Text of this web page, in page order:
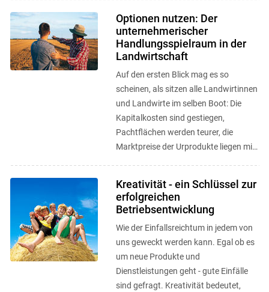
Optionen nutzen: Der
unternehmerischer
Handlungsspielraum in der
Landwirtschaft
Auf den ersten Blick mag es so
scheinen, als sitzen alle Landwirtinnen
und Landwirte im selben Boot: Die
Kapitalkosten sind gestiegen,
Pachtflächen werden teurer, die
Marktpreise der Urprodukte liegen mit
Kreativität - ein Schlüssel zur
erfolgreichen
Betriebsentwicklung
Wie der Einfallsreichtum in jedem von
uns geweckt werden kann. Egal ob es
um neue Produkte und
Dienstleistungen geht - gute Einfälle
sind gefragt. Kreativität bedeutet,